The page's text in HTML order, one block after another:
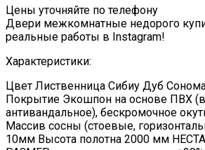
Цены уточняйте по телефону
Двери межкомнатные недорого
реальные работы в Instagram!
Характеристики:
Цвет Лиственница Сибиу Дуб
Покрытие Экошпон на основе ПВХ
антивандальное), бескромочное
Массив сосны (стоевые,
10мм Высота полотна 2000 мм